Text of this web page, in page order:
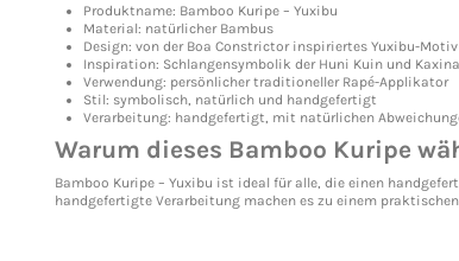
Produktname: Bamboo Kuripe – Yuxibu
Material: natürlicher Bambus
Design: von der Boa Constrictor inspiriertes Yuxibu-Motiv
Inspiration: Schlangensymbolik der Huni Kuin und
Verwendung: persönlicher traditioneller Rapé-Applikator
Stil: symbolisch, natürlich und handgefertigt
Verarbeitung: handgefertigt, mit natürlichen
Warum dieses Bamboo Kuripe
Bamboo Kuripe – Yuxibu ist ideal für alle, die einen
handgefertigte Verarbeitung machen es zu einem